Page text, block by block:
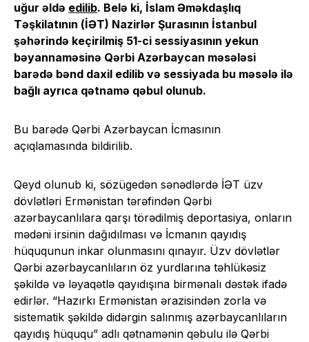
uğur əldə edilib. Belə ki, İslam Əməkdaşlıq
Təşkilatının (İƏT) Nazirlər Şurasının İstanbul
şəhərində keçirilmiş 51-ci sessiyasının yekun
bəyannaməsinə Qərbi Azərbaycan məsələsi
barədə bənd daxil edilib və sessiyada bu məsələ ilə
bağlı ayrıca qətnamə qəbul olunub.
Bu barədə Qərbi Azərbaycan İcmasının
açıqlamasında bildirilib.
Qeyd olunub ki, sözügedən sənədlərdə İƏT üzv
dövlətləri Ermənistan tərəfindən Qərbi
azərbaycanlılara qarşı törədilmiş deportasiya, onların
mədəni irsinin dağıdılması və İcmanın qayıdış
hüququnun inkar olunmasını qınayır. Üzv dövlətlər
Qərbi azərbaycanlıların öz yurdlarına təhlükəsiz
şəkildə və ləyaqətlə qayıdışına birmənalı dəstək ifadə
edirlər. “Hazırkı Ermənistan ərazisindən zorla və
sistematik şəkildə didərgin salınmış azərbaycanlıların
qayıdış hüququ” adlı qətnamənin qəbulu ilə Qərbi